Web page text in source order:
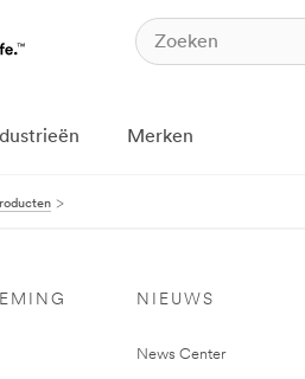
Merken
NIEUWS
News Center